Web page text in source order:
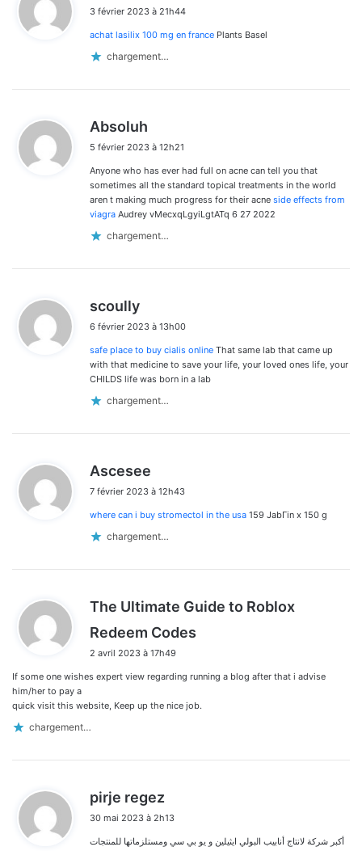
t
3 février 2023 à 21h44
achat lasilix 100 mg en france Plants Basel
chargement…
Absoluh
t
5 février 2023 à 12h21
Anyone who has ever had full on acne can tell you that
sometimes all the standard topical treatments in the world
aren t making much progress for their acne side effects from
viagra Audrey vMecxqLgyiLgtATq 6 27 2022
chargement…
scoully
t
:
6 février 2023 à 13h00
safe place to buy cialis online That same lab that came up
with that medicine to save your life, your loved ones life, your
CHILDS life was born in a lab
chargement…
Ascesee
t
7 février 2023 à 12h43
where can i buy stromectol in the usa 159 JabГіn x 150 g
chargement…
The Ultimate Guide to Roblox
Redeem Codes
2 avril 2023 à 17h49
If some one wishes expert view regarding running a blog after that i advise
him/her to pay a
quick visit this website, Keep up the nice job.
chargement…
pirje regez
t
30 mai 2023 à 2h13
أكبر شركة لانتاج أنابيب البولي ايثيلين و يو بي سي ومستلزماتها للمنتجات